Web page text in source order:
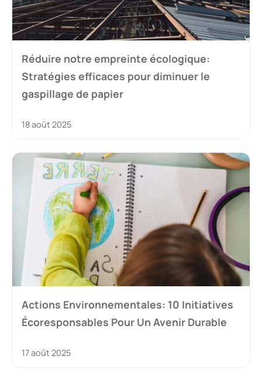
Réduire notre empreinte écologique:
Stratégies efficaces pour diminuer le
gaspillage de papier
18 août 2025
Actions Environnementales: 10 Initiatives
Écoresponsables Pour Un Avenir Durable
17 août 2025